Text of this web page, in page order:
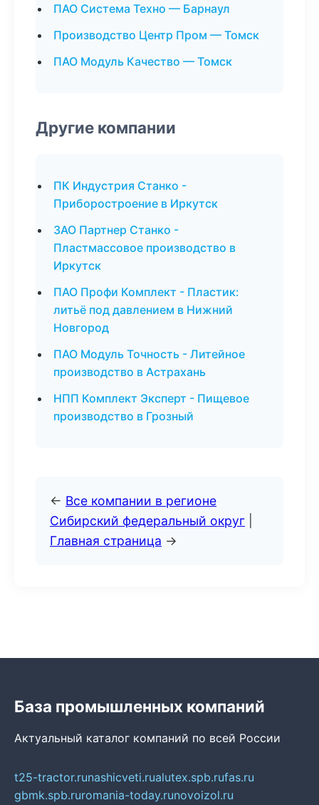
ПАО Система Техно — Барнаул
Производство Центр Пром — Томск
ПАО Модуль Качество — Томск
Другие компании
ПК Индустрия Станко -
Приборостроение в Иркутск
ЗАО Партнер Станко -
Пластмассовое производство в
Иркутск
ПАО Профи Комплект - Пластик:
литьё под давлением в Нижний
Новгород
ПАО Модуль Точность - Литейное
производство в Астрахань
НПП Комплект Эксперт - Пищевое
производство в Грозный
← Все компании в регионе
Сибирский федеральный округ
Главная страница →
База промышленных компаний
Актуальный каталог компаний по всей России
t25-tractor.runashicveti.rualutex.spb.rufas.ru
gbmk.spb.ruromania-today.runovoizol.ru